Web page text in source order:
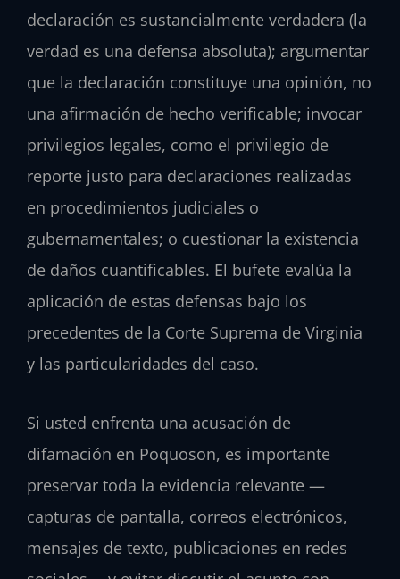
declaración es sustancialmente verdadera (la
verdad es una defensa absoluta); argumentar
que la declaración constituye una opinión, no
una afirmación de hecho verificable; invocar
privilegios legales, como el privilegio de
reporte justo para declaraciones realizadas
en procedimientos judiciales o
gubernamentales; o cuestionar la existencia
de daños cuantificables. El bufete evalúa la
aplicación de estas defensas bajo los
precedentes de la Corte Suprema de Virginia
y las particularidades del caso.
Si usted enfrenta una acusación de
difamación en Poquoson, es importante
preservar toda la evidencia relevante —
capturas de pantalla, correos electrónicos,
mensajes de texto, publicaciones en redes